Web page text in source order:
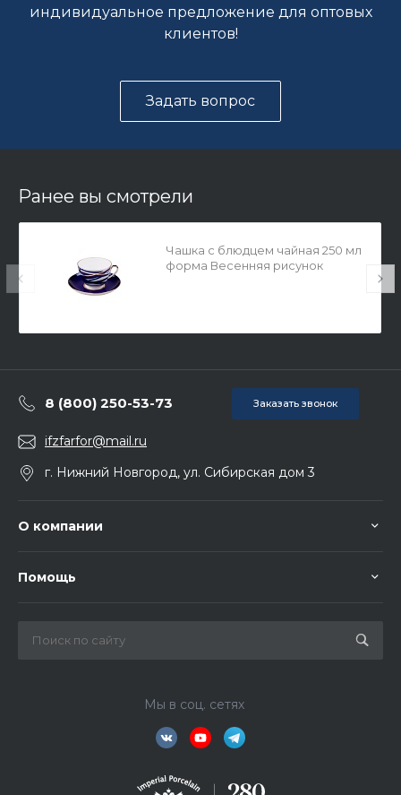
индивидуальное предложение для оптовых
клиентов!
Задать вопрос
Ранее вы смотрели
Чашка с блюдцем чайная 250 мл
форма Весенняя рисунок
8 (800) 250-53-73 Заказать звонок
ifzfarfor@mail.ru
г. Нижний Новгород, ул. Сибирская дом 3
О компании
Помощь
Мы в соц. сетях